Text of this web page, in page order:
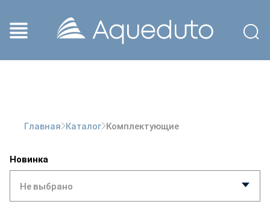
Главная Каталог Комплектующие
Новинка
Не выбрано